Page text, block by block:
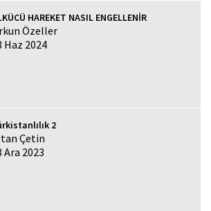
HAREKET NASIL ENGELLENİR
Özeller
Haz 2024
2
Çetin
Ara 2023